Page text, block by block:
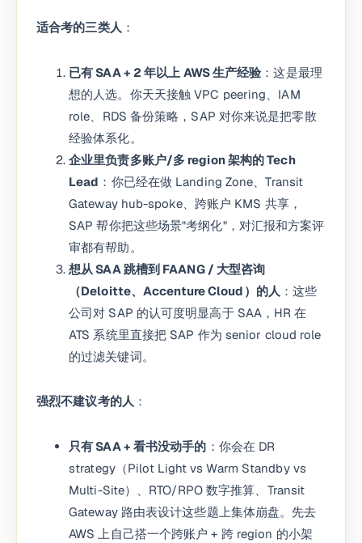
适合考的三类人 ：
已有 SAA + 2 年以上 AWS 生产经验：这是最理
想的人选。你天天接触 VPC peering、IAM
role、RDS 备份策略，SAP 对你来说是把零散
经验体系化。
企业里负责多账户/多 region 架构的 Tech
Lead ：你已经在做 Landing Zone、Transit
Gateway hub-spoke、跨账户 KMS 共享，
SAP 帮你把这些场景"考纲化"，对汇报和方案评
审都有帮助。
想从 SAA 跳槽到 FAANG / 大型咨询
（Deloitte、Accenture Cloud）的人 ：这些
公司对 SAP 的认可度明显高于 SAA，HR 在
ATS 系统里直接把 SAP 作为 senior cloud role
的过滤关键词。
强烈不建议考的人 ：
只有 SAA + 看书没动手的 ：你会在 DR
strategy（Pilot Light vs Warm Standby vs
Multi-Site）、RTO/RPO 数字推算、Transit
Gateway 路由表设计这些题上集体崩盘。先去
AWS 上自己搭一个跨账户 + 跨 region 的小架